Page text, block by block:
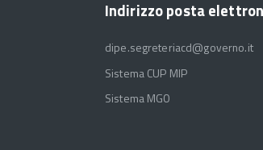
Indirizzo posta
dipe.segreteriacd@governo.it
Sistema CUP MIP
Sistema MGO